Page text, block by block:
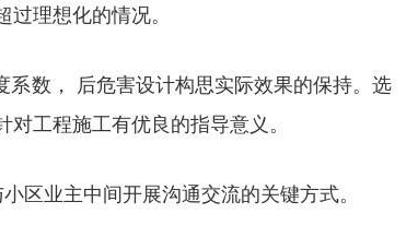
理想化的情况。
数， 后危害设计构思实际效果的保持。选
工程施工有优良的指导意义。
区业主中间开展沟通交流的关键方式。